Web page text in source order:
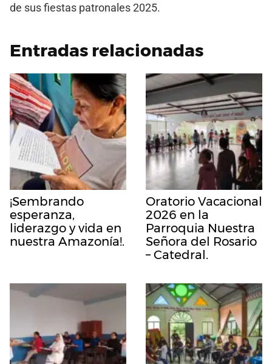
de sus fiestas patronales 2025.
Entradas relacionadas
¡Sembrando
esperanza,
liderazgo y vida en
nuestra Amazonía!.
Oratorio Vacacional
2026 en la
Parroquia Nuestra
Señora del Rosario
– Catedral.